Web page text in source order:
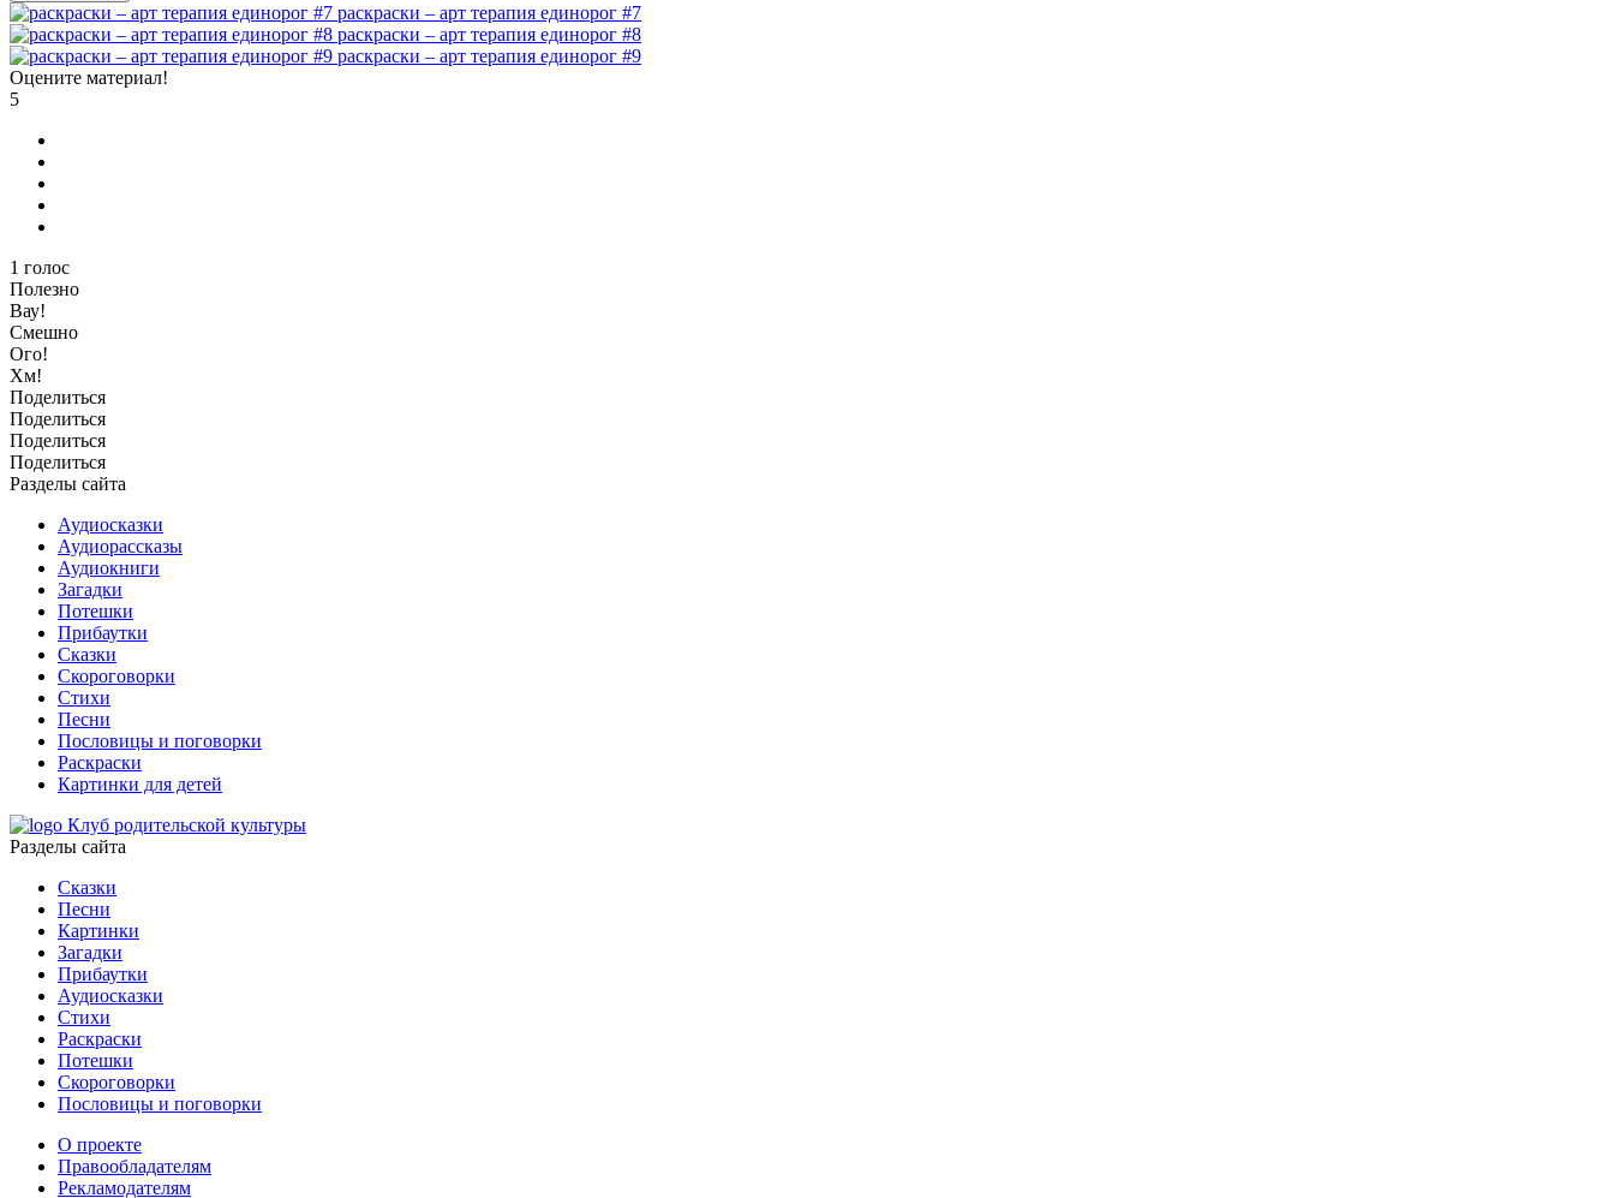
раскраски – арт терапия единорог #7
раскраски – арт терапия единорог #8
раскраски – арт терапия единорог #9
Оцените материал!
5
1 голос
Полезно
Вау!
Смешно
Ого!
Хм!
Поделиться
Поделиться
Поделиться
Поделиться
Разделы сайта
Аудиосказки
Аудиорассказы
Аудиокниги
Загадки
Потешки
Прибаутки
Сказки
Скороговорки
Стихи
Песни
Пословицы и поговорки
Раскраски
Картинки для детей
Клуб родительской культуры
Разделы сайта
Сказки
Песни
Картинки
Загадки
Прибаутки
Аудиосказки
Стихи
Раскраски
Потешки
Скороговорки
Пословицы и поговорки
О проекте
Правообладателям
Рекламодателям